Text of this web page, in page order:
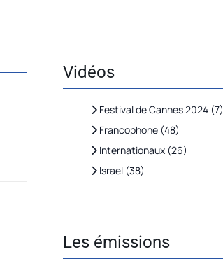
Vidéos
Festival de Cannes 2024 (7)
Francophone (48)
Internationaux (26)
Israel (38)
Les émissions